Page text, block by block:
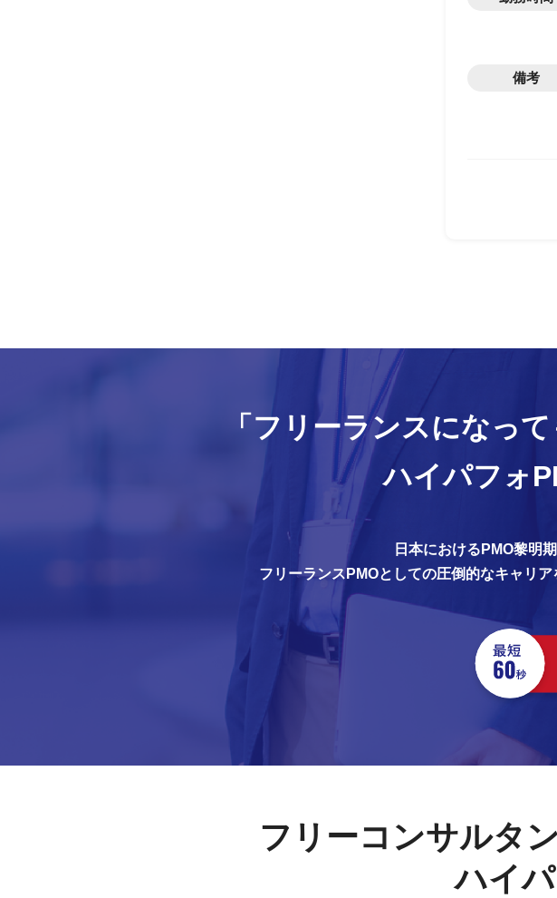
備考
「フリーランスになって
ハイパフォ
日本におけるPMO黎明
フリーランスPMOとしての圧倒的なキャリ
フリーコンサルタ
ハイ